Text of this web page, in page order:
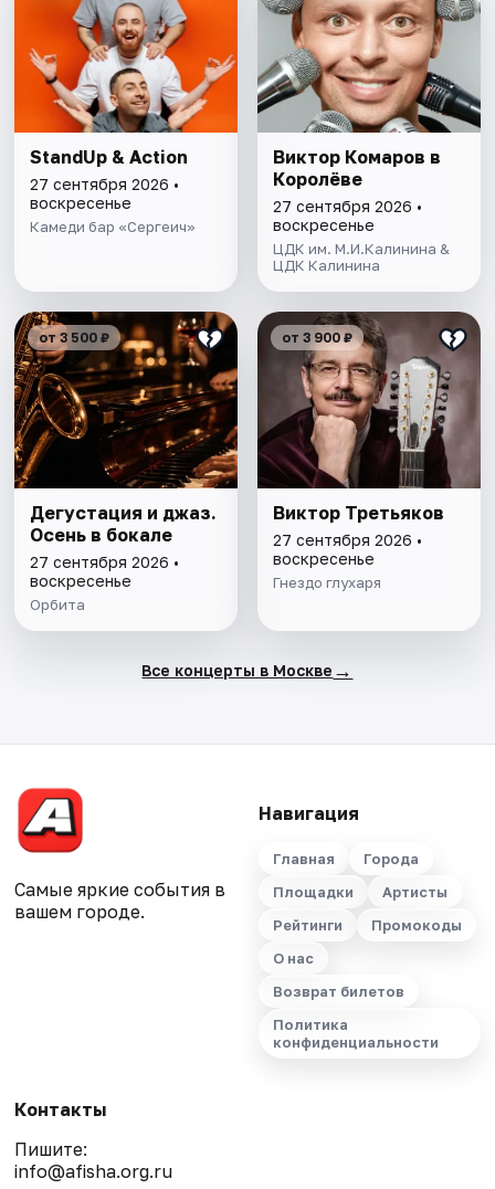
StandUp & Action
27 сентября 2026 •
воскресенье
Камеди бар «Сергеич»
Виктор Комаров в
Королёве
27 сентября 2026 •
воскресенье
ЦДК им. М.И.Калинина &
ЦДК Калинина
от 3 500 ₽
Дегустация и джаз.
Осень в бокале
27 сентября 2026 •
воскресенье
Орбита
от 3 900 ₽
Виктор Третьяков
27 сентября 2026 •
воскресенье
Гнездо глухаря
Все концерты в Москве →
Самые яркие события в
вашем городе.
Навигация
Главная
Города
Площадки
Артисты
Рейтинги
Промокоды
О нас
Возврат билетов
Политика
конфиденциальности
Контакты
Пишите:
info@afisha.org.ru